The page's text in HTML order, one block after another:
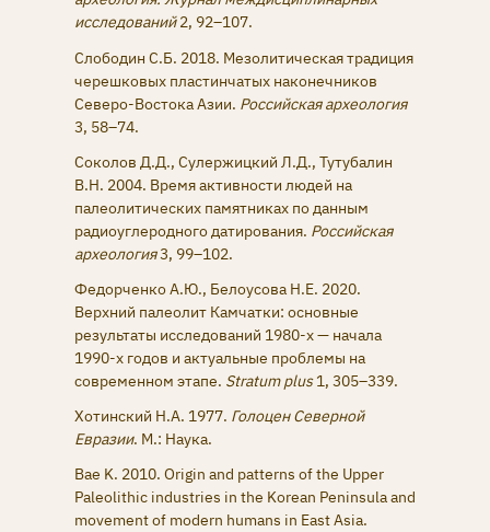
исследований2, 92–107.
Слободин С.Б. 2018. Мезолитическая традиция
черешковых пластинчатых наконечников
Северо-Востока Азии. Российская археология
3, 58–74.
Соколов Д.Д., Сулержицкий Л.Д., Тутубалин
В.Н. 2004. Время активности людей на
палеолитических памятниках по данным
радиоуглеродного датирования. Российская
археология3, 99–102.
Федорченко А.Ю., Белоусова Н.Е. 2020.
Верхний палеолит Камчатки: основные
результаты исследований 1980-х — начала
1990-х годов и актуальные проблемы на
современном этапе. Stratum plus1, 305–339.
Хотинский Н.А. 1977. Голоцен Северной
Евразии. М.: Наука.
Bae K. 2010. Origin and patterns of the Upper
Paleolithic industries in the Korean Peninsula and
movement of modern humans in East Asia.